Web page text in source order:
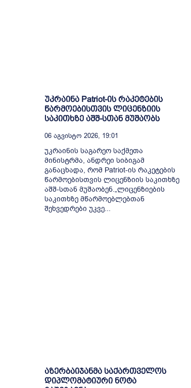
უკრაინა Patriot-ის რაკეტების
წარმოებისთვის ლიცენზიის
საკითხზე აშშ-სთან მუშაობს
06 Აგვისტო 2026, 19:01
უკრაინის საგარეო საქმეთა
მინისტრმა, ანდრეი სიბიგამ
განაცხადა, რომ Patriot-ის რაკეტების
წარმოებისთვის ლიცენზიის საკითხზე
აშშ-სთან მუშაობენ.„ლიცენზიების
საკითხზე მწარმოებლებთან
შეხვედრები უკვე...
აზერბაიჯანმა საქართველოს
დიპლომატიური ნოტა